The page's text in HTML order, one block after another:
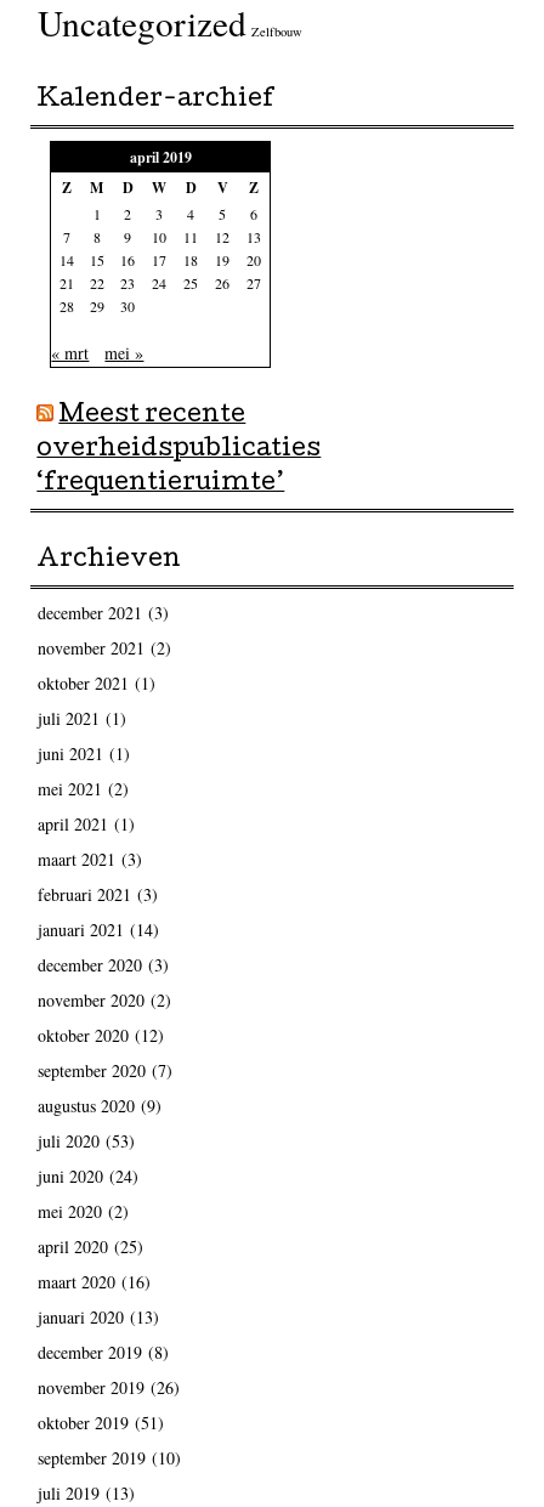
Uncategorized Zelfbouw
Kalender-archief
april 2019
Z
M D W D V Z
1 2 3 4 5
6
7
8 9 10 11 12
13
14
15 16 17 18 19
20
21
22 23 24 25 26
27
28
29 30
« mrt mei »
Meest recente
overheidspublicaties
‘frequentieruimte’
Archieven
december 2021 (3)
november 2021 (2)
oktober 2021 (1)
juli 2021 (1)
juni 2021 (1)
mei 2021 (2)
april 2021 (1)
maart 2021 (3)
februari 2021 (3)
januari 2021 (14)
december 2020(3)
november 2020(2)
oktober 2020(12)
september 2020(7)
augustus 2020(9)
juli 2020(53)
juni 2020(24)
mei 2020(2)
april 2020(25)
maart 2020(16)
januari 2020(13)
december 2019(8)
november 2019(26)
oktober 2019(51)
september 2019(10)
juli 2019(13)